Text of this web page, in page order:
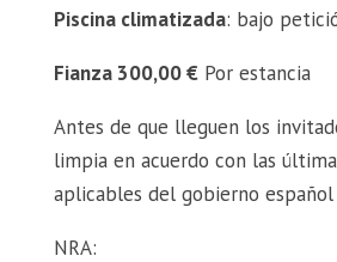
Piscina climatizada: bajo
Fianza 300,00 €Por estancia
Antes de que lleguen los
limpia en acuerdo con las
aplicables del gobierno español
NRA: